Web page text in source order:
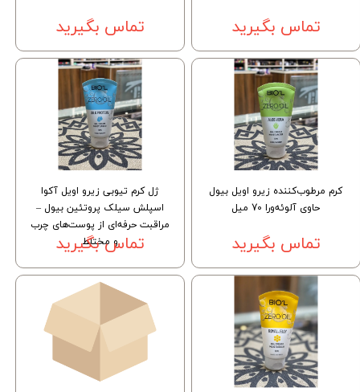
تماس بگیرید تماس بگیرید
کرم مرطوب‌کننده زیرو اویل بیول
حاوی آلوئه‌ورا 70 میل
تماس بگیرید
ژل کرم تیوبی زیرو اویل آکوا
اسپلش سیلک پروتئین بیول –
مراقبت حرفه‌ای از پوست‌های چرب
و مختلط
تماس بگیرید